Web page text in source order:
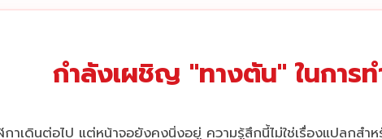
กำลังเผชิญ "ทางตัน" ในการ
กาเดินต่อไป แต่หน้าจอยังคงนิ่งอยู่ ความรู้สึกนี้ไม่ใช่เรื่องแปลกส